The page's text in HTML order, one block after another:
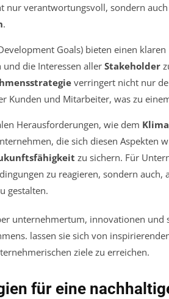
nur verantwortungsvoll, sondern
.
Goals) bieten einen
die Interessen aller Stakeholder
verringert nicht nur
Kunden und Mitarbeiter, was zu
Herausforderungen, wie dem
die sich diesen Aspekten
zu sichern. Für
zu reagieren, sondern
gestalten.
für eine